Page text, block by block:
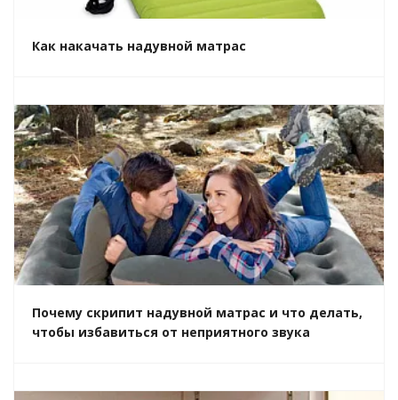
Как накачать надувной матрас
Почему скрипит надувной матрас и что делать,
чтобы избавиться от неприятного звука